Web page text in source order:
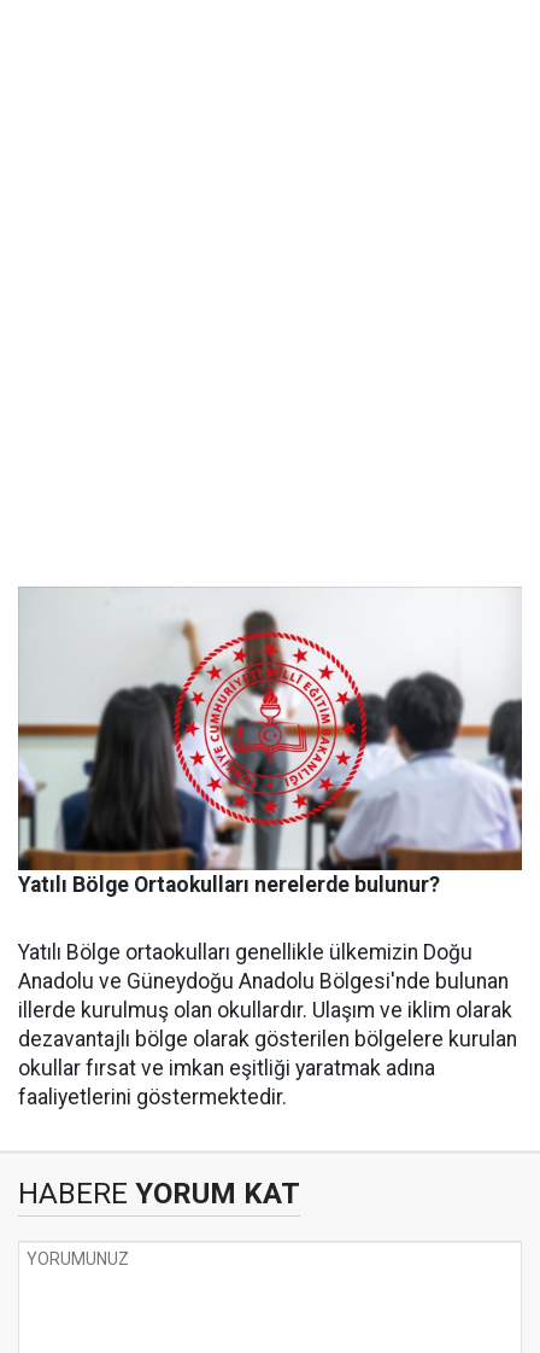
Yatılı Bölge Ortaokulları nerelerde bulunur?
Yatılı Bölge ortaokulları genellikle ülkemizin Doğu
Anadolu ve Güneydoğu Anadolu Bölgesi'nde bulunan
illerde kurulmuş olan okullardır. Ulaşım ve iklim olarak
dezavantajlı bölge olarak gösterilen bölgelere kurulan
okullar fırsat ve imkan eşitliği yaratmak adına
faaliyetlerini göstermektedir.
HABERE YORUM KAT